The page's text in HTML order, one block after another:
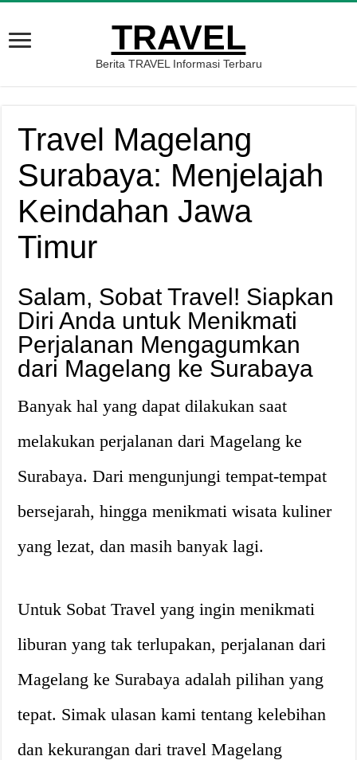
TRAVEL
Berita TRAVEL Informasi Terbaru
Travel Magelang
Surabaya: Menjelajah
Keindahan Jawa
Timur
Salam, Sobat Travel! Siapkan
Diri Anda untuk Menikmati
Perjalanan Mengagumkan
dari Magelang ke Surabaya
Banyak hal yang dapat dilakukan saat
melakukan perjalanan dari Magelang ke
Surabaya. Dari mengunjungi tempat-tempat
bersejarah, hingga menikmati wisata kuliner
yang lezat, dan masih banyak lagi.
Untuk Sobat Travel yang ingin menikmati
liburan yang tak terlupakan, perjalanan dari
Magelang ke Surabaya adalah pilihan yang
tepat. Simak ulasan kami tentang kelebihan
dan kekurangan dari travel Magelang